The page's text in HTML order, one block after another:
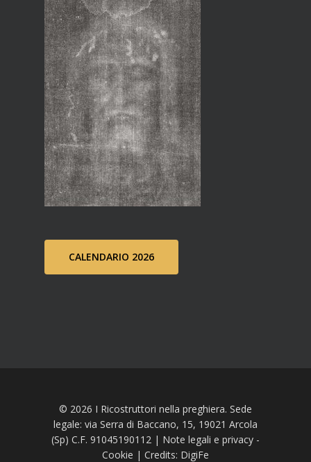
CALENDARIO 2026
© 2026 I Ricostruttori nella preghiera. Sede
legale: via Serra di Baccano, 15, 19021 Arcola
(Sp) C.F. 91045190112 | Note legali e privacy -
Cookie | Credits: DigiFe